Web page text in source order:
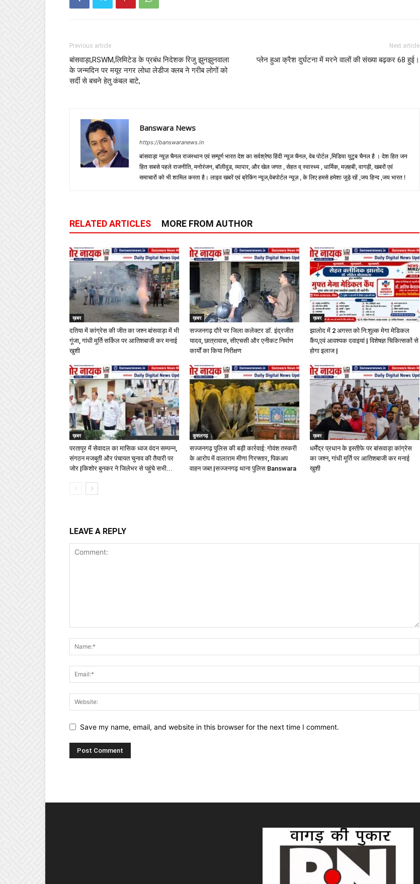
Previous article
बांसवाड़ा,RSWM,लिमिटेड के प्रबंध निदेशक रिजु झुनझुनवाला
के जन्मदिन पर मयूर नगर लोधा लेडीज क्लब ने गरीब लोगों को
सर्दी से बचने हेतु कंबल बाटे,
Next article
प्लेन हुआ क्रैश दुर्घटना में मरने वालों की संख्या बढ़कर 68 हुई।
Banswara News
https://banswaranews.in
बांसवाड़ा न्यूज़ चैनल राजस्थान एवं सम्पूर्ण भारत देश का सर्वश्रेष्ठ हिंदी न्‍यूज चैनल, वेब पोर्टल ,मिडिया युटुब चैनल है । देश हित जन
हित सबसे पहले राजनीति, मनोरंजन, बॉलीवुड, व्यापार, और खेल जगत , सेहत व् स्वास्थ्य , धार्मिक, मज़हबी, वागड़ी, खबरों एवं
समाचारों को भी शामिल करता है। लाइव खबरें एवं ब्रेकिंग न्यूज,वेबपोर्टल न्यूज़ , के लिए हमसे हमेशा जुड़े रहें ,जय हिन्द ,जय भारत !
RELATED ARTICLES MORE FROM AUTHOR
ख़बर
दतिया में कांग्रेस की जीत का जश्न बांसवाड़ा में भी
गूंजा, गांधी मूर्ति सर्किल पर आतिशबाजी कर मनाई
खुशी
ख़बर
सज्जनगढ़ दौरे पर जिला कलेक्टर डॉ. इंद्रजीत
यादव, छात्रावास, सीएचसी और एनीकट निर्माण
कार्यों का किया निरीक्षण
ख़बर
झालोद में 2 अगस्त को नि:शुल्क मेगा मेडिकल
कैंप,एवं आवश्यक दवाइयां | विशेषज्ञ चिकित्सकों से
होगा इलाज |
ख़बर
परतापूर में सेवादल का मासिक ध्वज वंदन सम्पन्न,
संगठन मजबूती और पंचायत चुनाव की तैयारी पर
जोर |किशोर बुनकर ने जिलेभर से पहुंचे सभी...
कुशलगढ़
सज्जनगढ़ पुलिस की बड़ी कार्रवाई: गोवंश तस्करी
के आरोप में वालाराम मीणा गिरफ्तार, पिकअप
वाहन जब्त |सज्जनगढ़ थाना पुलिस Banswara
ख़बर
धर्मेंद्र प्रधान के इस्तीफे पर बांसवाड़ा कांग्रेस
का जश्न, गांधी मूर्ति पर आतिशबाजी कर मनाई
खुशी
LEAVE A REPLY
Save my name, email, and website in this browser for the next time I comment.